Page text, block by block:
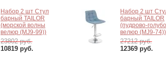
Набор 2 шт Стул
барный TAILOR
(морской волны
велюр (MJ9-99))
23802 руб.
10819 руб.
Набор 2 шт
барный TAILOR
(пудрово-
велюр (MJ9-74))
27212 руб.
12369 руб.